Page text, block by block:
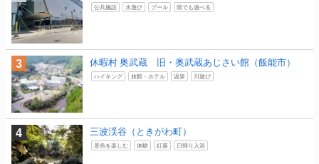
公共施設 水遊び プール 雨でも遊べる
休暇村 奥武蔵 旧・奥武蔵あじさい館（飯能市）
ハイキング 旅館・ホテル 温泉 川遊び
三波渓谷（ときがわ町）
景色を楽しむ 体験 紅葉 日帰り入浴